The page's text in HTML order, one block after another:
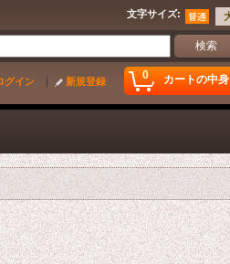
文字サイズ:
0 カートの中身
グイン 新規登録